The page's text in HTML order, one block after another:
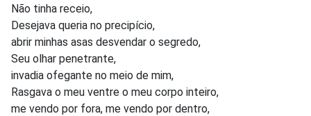
Não tinha receio,
Desejava queria no precipício,
abrir minhas asas desvendar o segredo,
Seu olhar penetrante,
invadia ofegante no meio de mim,
Rasgava o meu ventre o meu corpo inteiro,
me vendo por fora, me vendo por dentro,